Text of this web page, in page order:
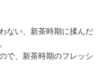
ない、新茶時期に揉んだ
で、新茶時期のフレッシ